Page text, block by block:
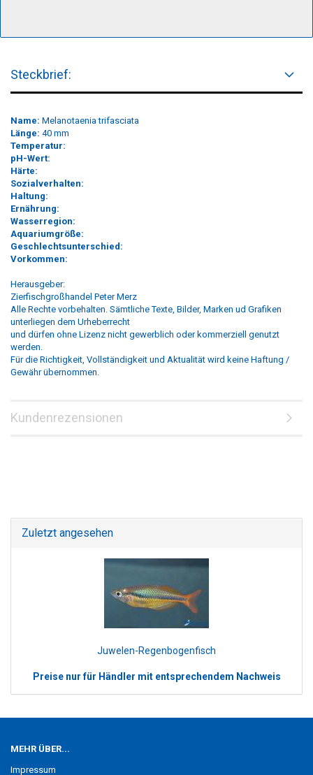
Steckbrief:
Name: Melanotaenia trifasciata
Länge: 40 mm
Temperatur:
pH-Wert:
Härte:
Sozialverhalten:
Haltung:
Ernährung:
Wasserregion:
Aquariumgröße:
Geschlechtsunterschied:
Vorkommen:
Herausgeber:
Zierfischgroßhandel Peter Merz
Alle Rechte vorbehalten. Sämtliche Texte, Bilder, Marken ud Grafiken
unterliegen dem Urheberrecht
und dürfen ohne Lizenz nicht gewerblich oder kommerziell genutzt
werden.
Für die Richtigkeit, Vollständigkeit und Aktualität wird keine Haftung /
Gewähr übernommen.
Kundenrezensionen
Zuletzt angesehen
Juwelen-Regenbogenfisch
Preise nur für Händler mit entsprechendem Nachweis
MEHR ÜBER...
Impressum